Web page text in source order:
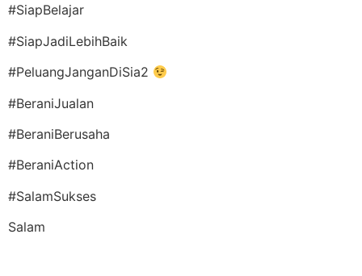
#SiapBelajar
#SiapJadiLebihBaik
#PeluangJanganDiSia2
#BeraniJualan
#BeraniBerusaha
#BeraniAction
#SalamSukses
Salam